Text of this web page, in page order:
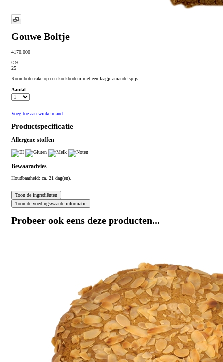
Gouwe Boltje
4170.000
€ 9
25
Roombotercake op een koekbodem met een laagje amandelspijs
Aantal
Voeg toe aan winkelmand
Productspecificatie
Allergene stoffen
Bewaaradvies
Houdbaarheid: ca. 21 dag(en).
Probeer ook eens deze producten...